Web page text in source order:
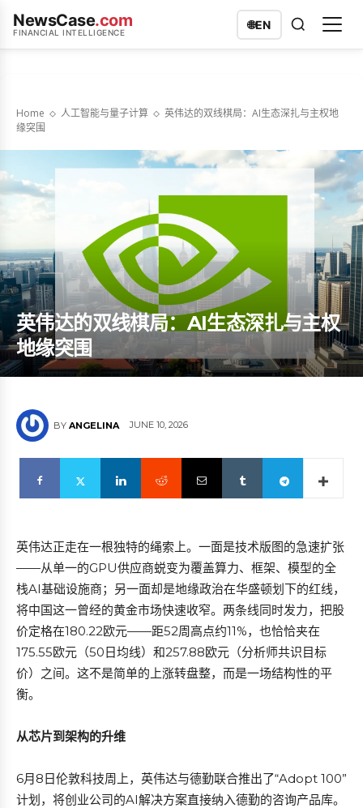
NewsCase.com
FINANCIAL INTELLIGENCE
🌐EN
Home 人工智能与量子计算
英伟达的双线棋局：AI生态深扎与主权地
缘突围
英伟达的双线棋局：AI生态深扎与主权
地缘突围
BY ANGELINA JUNE 10, 2026
英伟达正走在一根独特的绳索上。一面是技术版图的急速扩张
——从单一的GPU供应商蜕变为覆盖算力、框架、模型的全
栈AI基础设施商；另一面却是地缘政治在华盛顿划下的红线，
将中国这一曾经的黄金市场快速收窄。两条线同时发力，把股
价定格在180.22欧元——距52周高点约11%，也恰恰夹在
175.55欧元（50日均线）和257.88欧元（分析师共识目标
价）之间。这不是简单的上涨转盘整，而是一场结构性的平
衡。
从芯片到架构的升维
6月8日伦敦科技周上，英伟达与德勤联合推出了“Adopt 100”
计划，将创业公司的AI解决方案直接纳入德勤的咨询产品库。